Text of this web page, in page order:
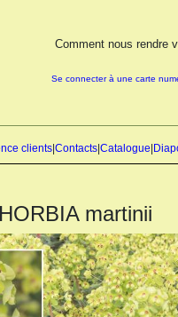
Comment nous rendre
Se connecter à une carte
clients Contacts Catalogue
martinii